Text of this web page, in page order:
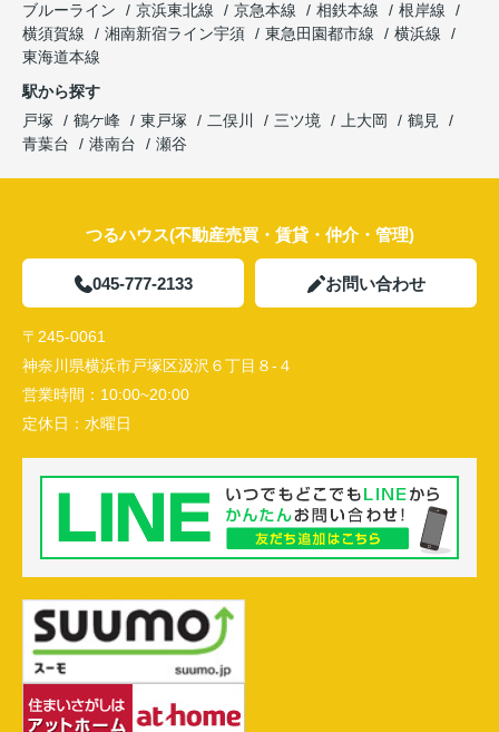
ブルーライン
京浜東北線 京急本線 相鉄本線
根岸線
横須賀線
湘南新宿ライン宇須 東急田園都市線
横浜線
東海道本線
駅から探す
戸塚
鶴ケ峰 東戸塚 二俣川 三ツ境 上大岡
鶴見
青葉台
港南台 瀬谷
つるハウス(不動産売買・賃貸・仲介・管理)
045-777-2133 お問い合わせ
〒245-0061
神奈川県横浜市戸塚区汲沢６丁目８-４
営業時間： 10:00~20:00
定休日： 水曜日